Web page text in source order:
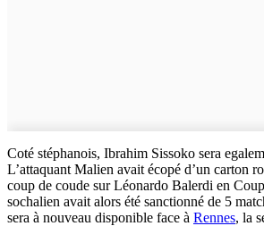
Coté stéphanois, Ibrahim Sissoko sera
L’attaquant Malien avait écopé d’un carton
coup de coude sur Léonardo Balerdi en
sochalien avait alors été sanctionné de 5
sera à nouveau disponible face à Rennes, la